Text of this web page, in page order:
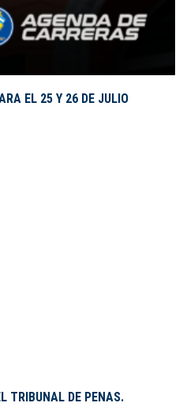
EL 25 Y 26 DE JULIO
TRIBUNAL DE PENAS.